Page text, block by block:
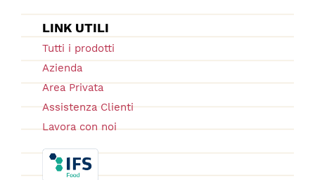
LINK UTILI
Tutti i prodotti
Azienda
Area Privata
Assistenza Clienti
Lavora con noi